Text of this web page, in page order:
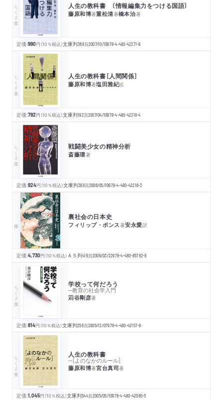
ちくま文庫 人生の教科書 〔情報編集力をつける国語〕
藤原和博著重松清著橋本治著
定価:990円 （10％税込）文庫判368頁2007/10/10978-4-480-42371-9
ちくま文庫 人生の教科書［人間関係］
藤原和博著塩田雅紀絵
定価:792円 （10％税込）文庫判192頁2007/04/10978-4-480-42318-4
ちくま文庫 戦闘美少女の精神分析
斎藤環著
定価:924円 （10％税込）文庫判368頁2006/05/10978-4-480-42216-3
裏社会の日本史
フィリップ・ポンス著安永愛訳
定価:4,730円 （10％税込） Ａ５判416頁2006/03/22978-4-480-85782-8
ちくま文庫 学校って何だろう
─教育の社会学入門
苅谷剛彦著
定価:814円 （10％税込）文庫判256頁2005/12/07978-4-480-42157-9
ちくま文庫 人生の教科書
─［よのなかのルール］
藤原和博著宮台真司著
定価:1,045円 （10％税込）文庫判544頁2005/05/10978-4-480-42085-5